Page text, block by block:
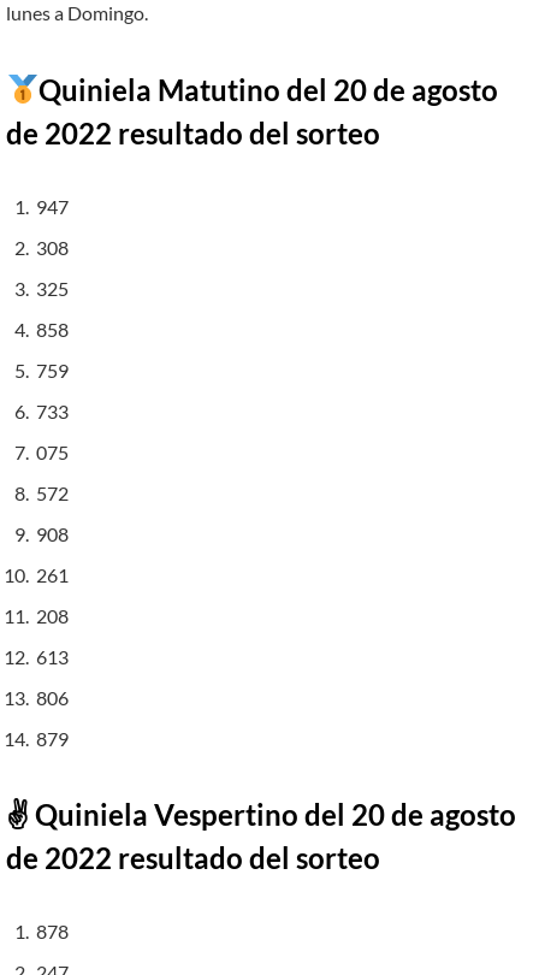
lunes a Domingo.
Quiniela Matutino del 20 de agosto
de 2022 resultado del sorteo
947
308
325
858
759
733
075
572
908
261
208
613
806
879
✌ Quiniela Vespertino del 20 de agosto
de 2022 resultado del sorteo
878